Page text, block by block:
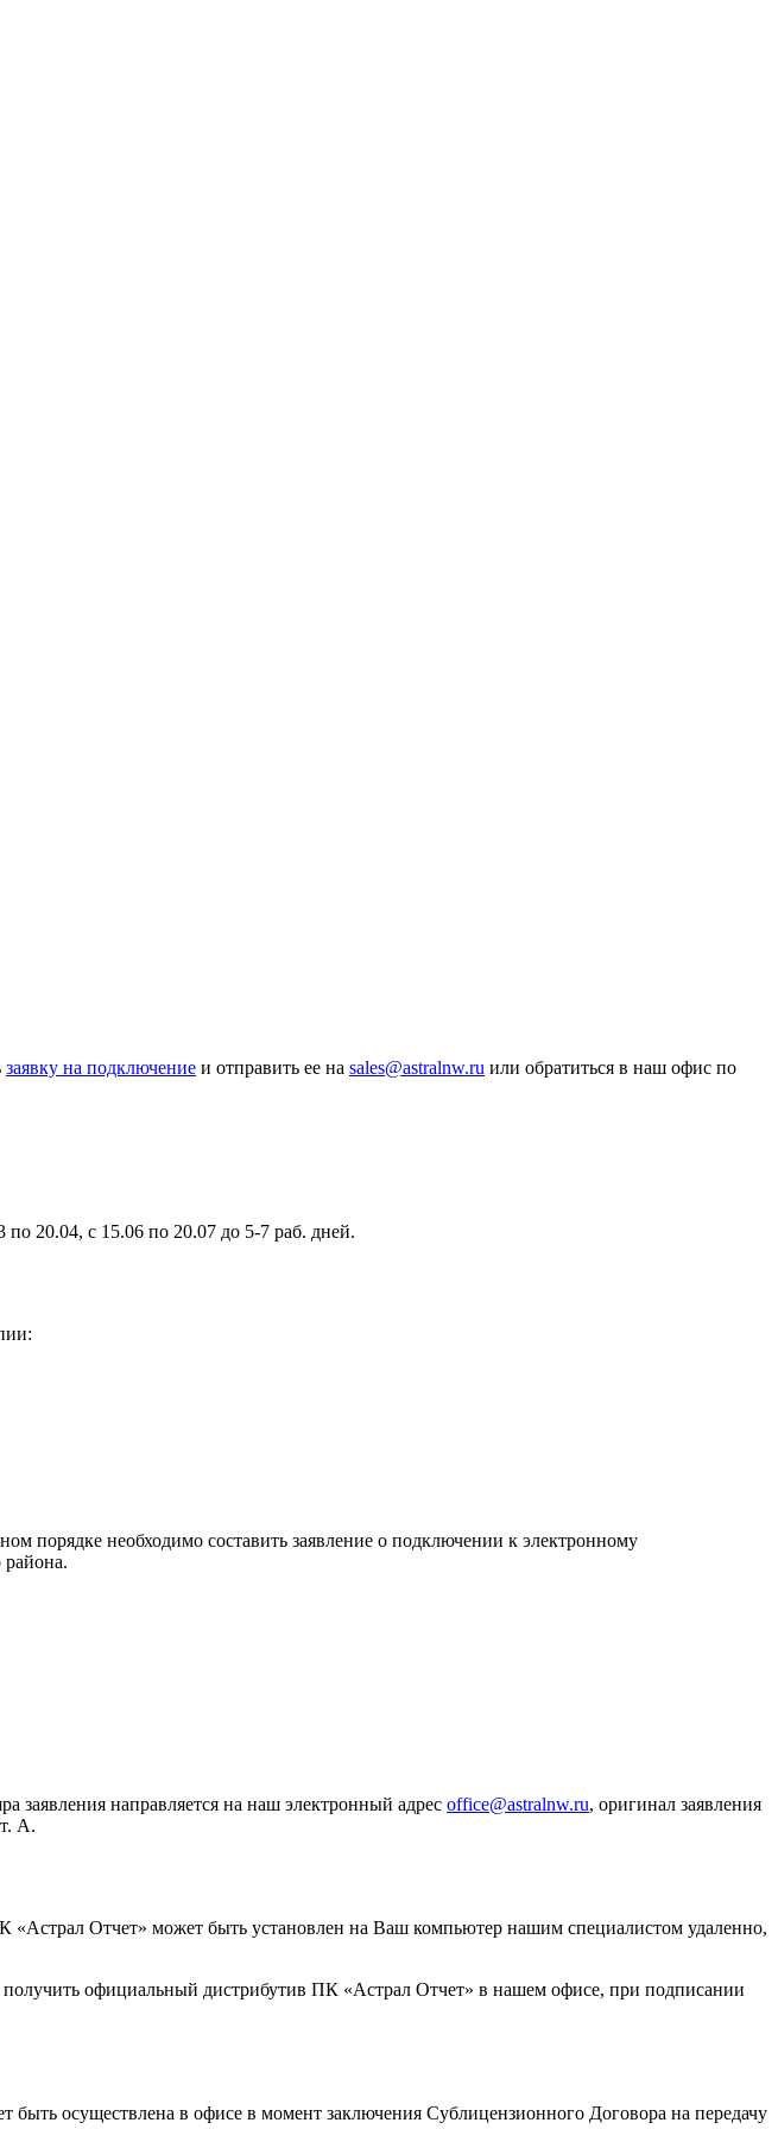
заявку на подключение и отправить ее на sales@astralnw.ru или обратиться в наш офис по
20.04, с 15.06 по 20.07 до 5-7 раб. дней.
порядке необходимо составить заявление о подключении к электронному
заявления направляется на наш электронный адрес office@astralnw.ru, оригинал заявления
А.
«Астрал Отчет» может быть установлен на Ваш компьютер нашим специалистом удаленно,
официальный дистрибутив ПК «Астрал Отчет» в нашем офисе, при подписании
осуществлена в офисе в момент заключения Сублицензионного Договора на передачу